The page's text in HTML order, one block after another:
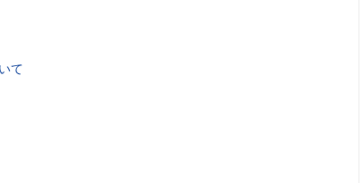
て